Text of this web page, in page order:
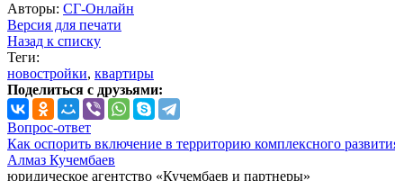
Авторы: СГ-Онлайн
Версия для печати
Назад к списку
Теги:
новостройки, квартиры
Поделиться с друзьями:
Вопрос-ответ
Как оспорить включение в территорию комплексного
Алмаз Кучембаев
юридическое агентство «Кучембаев и партнеры»